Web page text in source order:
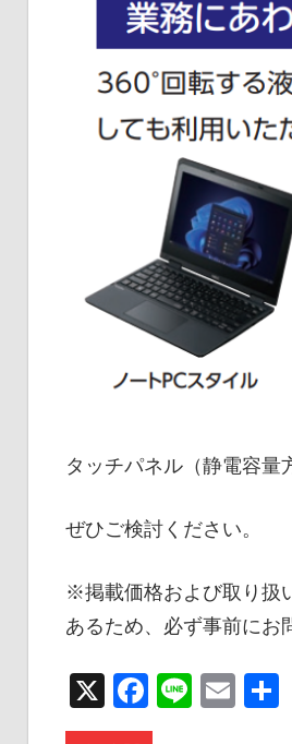
タッチパネル（静電容量
ぜひご検討ください。
※掲載価格および取り扱
あるため、必ず事前にお
X Facebook
Line
共